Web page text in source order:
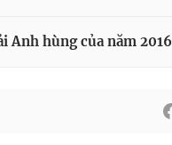
Anh hùng của năm 2016